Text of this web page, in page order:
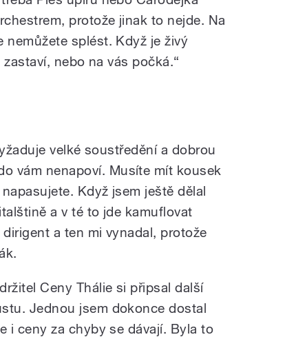
protože jinak to nejde. Na
nemůžete splést. Když je živý
nebo na vás počká.“
velké soustředění a dobrou
vám nenapoví. Musíte mít kousek
Když jsem ještě dělal
a v té to jde kamuflovat
a ten mi vynadal, protože
Ceny Thálie si připsal další
Jednou jsem dokonce dostal
i ceny za chyby se dávají. Byla to